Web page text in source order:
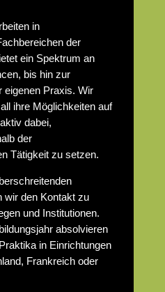
in
der
ein Spektrum an
bis hin zur
eigenen Praxis. Wir
ihre Möglichkeiten auf
dabei,
der
Tätigkeit zu setzen.
wir den Kontakt zu
und Institutionen.
absolvieren
in Einrichtungen
Frankreich oder